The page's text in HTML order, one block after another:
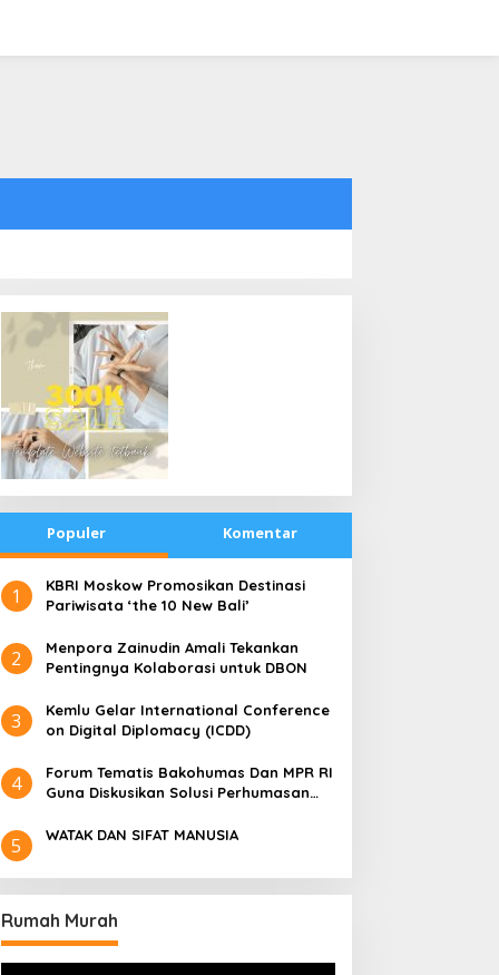
Populer Komentar
1
​KBRI Moskow Promosikan Destinasi
Pariwisata ‘the 10 New Bali’
2
​Menpora Zainudin Amali Tekankan
Pentingnya Kolaborasi untuk DBON
3
​Kemlu Gelar International Conference
on Digital Diplomacy (ICDD)
4
Forum Tematis Bakohumas Dan MPR RI
Guna Diskusikan Solusi Perhumasan
Masing
5 WATAK DAN SIFAT MANUSIA
Rumah Murah